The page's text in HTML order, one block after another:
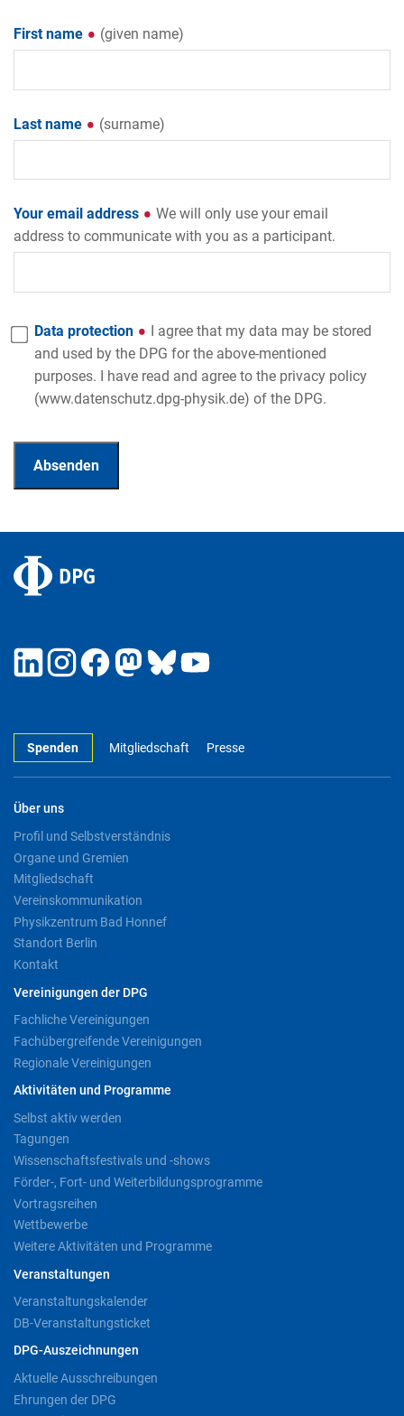
First name (given name)
Last name (surname)
Your email address
We will only use your email
address to communicate with you as a participant.
Data protection
I agree that my data may be stored
and used by the DPG for the above-mentioned
purposes. I have read and agree to the privacy policy
(www.datenschutz.dpg-physik.de) of the DPG.
Spenden Mitgliedschaft Presse
Über uns
Profil und Selbstverständnis
Organe und Gremien
Mitgliedschaft
Vereinskommunikation
Physikzentrum Bad Honnef
Standort Berlin
Kontakt
Vereinigungen der DPG
Fachliche Vereinigungen
Fachübergreifende Vereinigungen
Regionale Vereinigungen
Aktivitäten und Programme
Selbst aktiv werden
Tagungen
Wissenschaftsfestivals und -shows
Förder-, Fort- und Weiterbildungsprogramme
Vortragsreihen
Wettbewerbe
Weitere Aktivitäten und Programme
Veranstaltungen
Veranstaltungskalender
DB-Veranstaltungsticket
DPG-Auszeichnungen
Aktuelle Ausschreibungen
Ehrungen der DPG